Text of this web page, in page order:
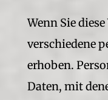
Wenn Sie
verschiedene
erhoben.
Daten, mit